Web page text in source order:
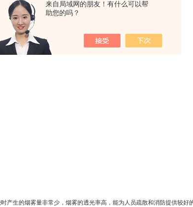
来自局域网的朋友！有什么可以帮
助您的吗？
产生的烟雾量非常少，烟雾的透光率高，能为人员疏散和消防提供较好